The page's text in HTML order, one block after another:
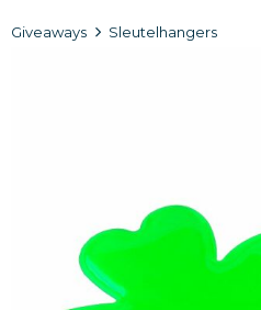
Tassen
Paraplu's
Outdoor en vrije tijd
Giveaways Sleutelhangers